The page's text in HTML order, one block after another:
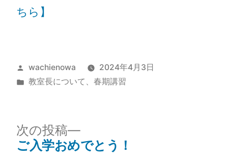
ちら】
wachienowa
2024年4月3日
教室長について 、 春期講習
次の投稿
ご入学おめでとう！